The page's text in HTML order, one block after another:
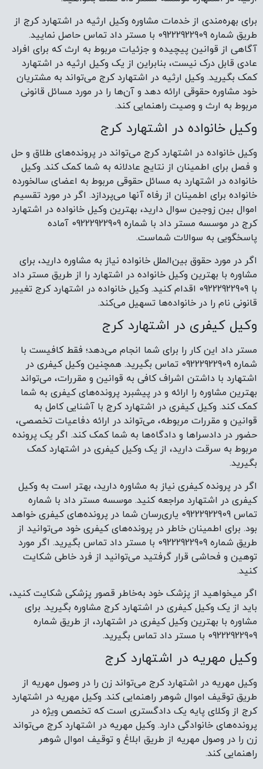
برای بهره‌مندی از خدمات مشاوره وکیل ارثیه در اشتهارد کرج از
طریق شماره 09222922909 با مستر داد تماس حاصل نمایید.
آگاهی از قوانین پیچیده و جزئیات مربوط به ارث که برای افراد
عادی قابل درک نیست، بنابراین از یک وکیل ارثیه در اشتهارد
کمک بگیرید. وکیل ارثیه در اشتهارد کرج می‌تواند به مشتریان
خود مشاوره حقوقی ارائه دهد و آن‌ها را در مورد مسائل قانونی
مربوط به ارث و وصیت راهنمایی کند.
وکیل خانواده در اشتهارد کرج
وکیل خانواده در اشتهارد کرج می‌تواند در پرونده‌های طلاق و حل
و فصل برای اطمینان از نتایج عادلانه به شما کمک کند. وکیل
خانواده در اشتهارد به مسائل حقوقی مربوط به اعضای سالخورده
خانواده برای اطمینان از رفاه آنها می‌پردازد. اگر در مورد تقسیم
اموال بین زوجین سوال دارید، بهترین وکیل خانواده در اشتهارد
کرج در موسسه مستر داد با شماره 09222922909 آماده
پاسخگویی به سوالات شماست.
اگر در مورد حقوق بین‌الملل خانواده نیاز به مشاوره دارید، برای
مشاوره با بهترین وکیل خانواده در اشتهارد را از طریق مستر داد
با 09222922909 اقدام کنید. وکیل خانواده در اشتهارد کرج تغییر
قانونی نام را در خانواده‌ها تسهیل می‌کند.
وکیل کیفری در اشتهارد کرج
مستر داد این کار را برای شما انجام می‌دهد؛ فقط کافیست با
شماره 09222922909 تماس بگیرید. همچنین وکیل کیفری در
اشتهارد با داشتن اشراف کافی به قوانین و مقررات، می‌تواند
بهترین مشاوره را ارائه و در پیشبرد پرونده‌های کیفری به شما
کمک کند. وکیل کیفری در اشتهارد کرج با آشنایی کامل به
قوانین و مقررات مربوطه، می‌تواند در ارائه دفاعیات تخصصی،
حضور در دادسراها و دادگاه‌ها به شما کمک کند. اگر یک پرونده
مربوط به سرقت دارید، از یک وکیل کیفری در اشتهارد کمک
بگیرید.
اگر در پرونده کیفری نیاز به مشاوره دارید، بهتر است به وکیل
کیفری در اشتهارد مراجعه کنید. موسسه مستر داد با شماره
تماس 09222922909 یاری‌رسان شما در پرونده‌های کیفری خواهد
بود. برای اطمینان خاطر در پرونده‌های کیفری خود می‌توانید از
طریق شماره 09222922909 با مستر داد تماس بگیرید. اگر مورد
توهین و فحاشی قرار گرفتید می‌توانید از فرد خاطی شکایت
کنید.
اگر میخواهید از پزشک خود به‌خاطر قصور پزشکی شکایت کنید،
باید از یک وکیل کیفری در اشتهارد کرج مشاوره بگیرید. برای
مشاوره با بهترین وکیل کیفری در اشتهارد، از طریق شماره
09222922909 با مستر داد تماس بگیرید.
وکیل مهریه در اشتهارد کرج
وکیل مهریه در اشتهارد کرج می‌تواند زن را در وصول مهریه از
طریق توقیف اموال شوهر راهنمایی کند. وکیل مهریه در اشتهارد
کرج از وکلای پایه یک دادگستری است که تخصص ویژه در
پرونده‌های خانوادگی دارد. وکیل مهریه در اشتهارد کرج می‌تواند
زن را در وصول مهریه از طریق ابلاغ و توقیف اموال شوهر
راهنمایی کند.